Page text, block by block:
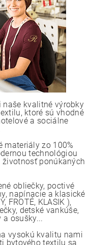
naše kvalitné výrobky
ktoré sú vhodné
a sociálne
materiály zo 100%
technológiou
ponúkaných
obliečky, poctivé
napínacie a klasické
FROTÉ, KLASIK ),
detské vankúše,
a osušky...
vysokú kvalitu nami
bytového textilu sa